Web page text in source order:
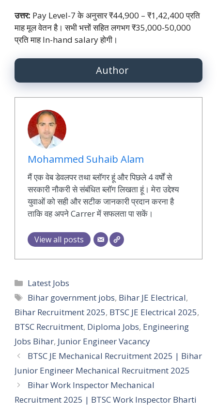
उत्तर: Pay Level-7 के अनुसार ₹44,900 – ₹1,42,400 प्रति
माह मूल वेतन है। सभी भत्तों सहित लगभग ₹35,000-50,000
प्रति माह In-hand salary होगी।
Author
Mohammed Suhaib Alam
मैं एक वेब डेवलपर तथा ब्लॉगर हूं और पिछले 4 वर्षों से
सरकारी नौकरी से संबंधित ब्लॉग लिखता हूं। मेरा उद्देश्य
युवाओं को सही और सटीक जानकारी प्रदान करना है
ताकि वह अपने Carrer में सफलता पा सकें।
View all posts
Categories
Latest Jobs
Tags
Bihar government jobs, Bihar JE Electrical,
Bihar Recruitment 2025, BTSC JE Electrical 2025,
BTSC Recruitment, Diploma Jobs, Engineering
Jobs Bihar, Junior Engineer Vacancy
BTSC JE Mechanical Recruitment 2025 | Bihar
Junior Engineer Mechanical Recruitment 2025
Bihar Work Inspector Mechanical
Recruitment 2025 | BTSC Work Inspector Bharti